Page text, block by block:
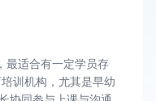
最适合有一定学员存
训机构，尤其是早幼